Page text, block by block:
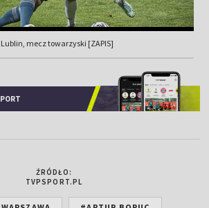
mecz towarzyski [ZAPIS]
ŹRÓDŁO:
TVPSPORT.PL